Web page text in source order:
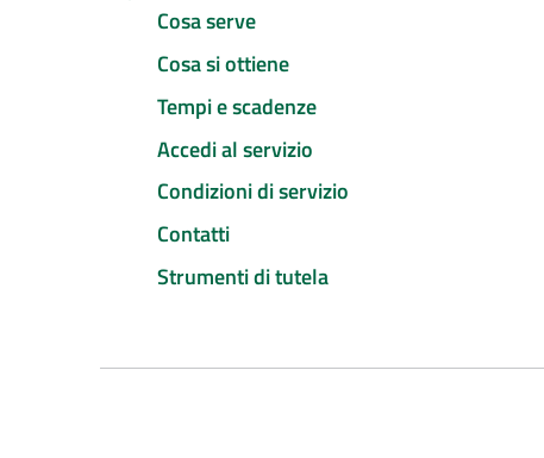
Cosa serve
Cosa si ottiene
Tempi e scadenze
Accedi al servizio
Condizioni di servizio
Contatti
Strumenti di tutela